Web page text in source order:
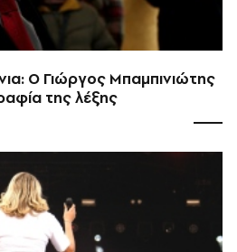
Ο Γιώργος Μπαμπινιώτης
της λέξης